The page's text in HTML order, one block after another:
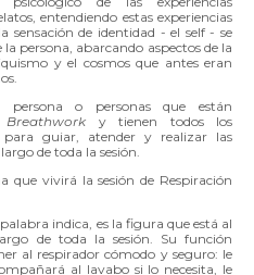
entendiendo estas experiencias
sensación de identidad - el self - se
persona, abarcando aspectos de la
y el cosmos que antes eran
persona o personas que están
Breathwork y tienen todos los
para guiar, atender y realizar las
de toda la sesión.
que vivirá la sesión de Respiración
indica, es la figura que está al
de toda la sesión. Su función
al respirador cómodo y seguro: le
al lavabo si lo necesita, le